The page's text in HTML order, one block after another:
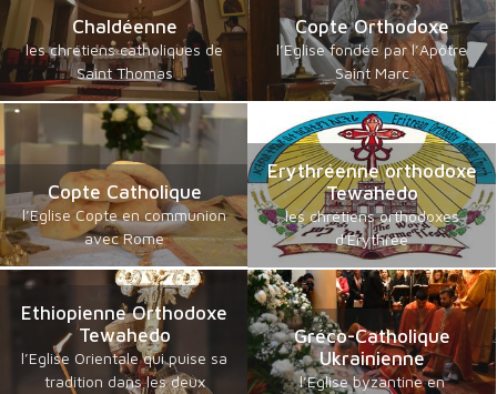
Chaldéenne
les chrétiens catholiques de
Saint Thomas
Copte Orthodoxe
l’Eglise fondée par l’Apôtre
Saint Marc
Copte Catholique
l’Eglise Copte en communion
avec Rome
Erythréenne orthodoxe
Tewahedo
les chrétiens orthodoxes
d'Erythrée
Ethiopienne Orthodoxe
Tewahedo
l’Eglise Orientale qui puise sa
tradition dans les deux
Gréco-Catholique
Ukrainienne
l’Eglise byzantine en